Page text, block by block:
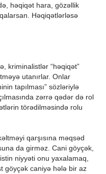
həqiqət hara, gözəllik
Həqiqətlərləsə
kriminalistlər “həqiqət”
utanırlar. Onlar
tapılması” sözləriylə
zərrə qədər də rol
törədilməsində rolu
qarşısına məqsəd
da girməz. Cani göyçək,
niyyəti onu yaxalamaq,
göyçək caniyə hələ bir az